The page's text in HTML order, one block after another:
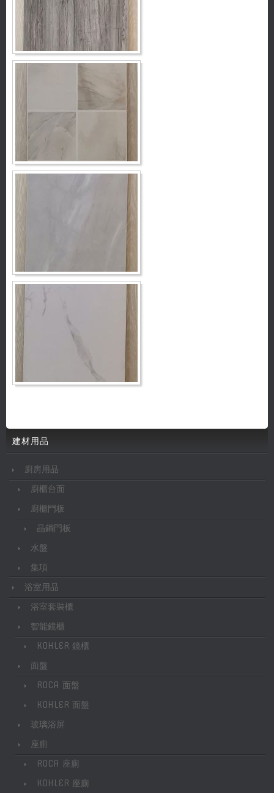
建材用品
廚房用品
廚櫃台面
廚櫃門板
晶鋼門板
水盤
集項
浴室用品
浴室套裝櫃
智能鏡櫃
KOHLER 鏡櫃
面盤
ROCA 面盤
KOHLER 面盤
玻璃浴屏
座廁
ROCA 座廁
KOHLER 座廁